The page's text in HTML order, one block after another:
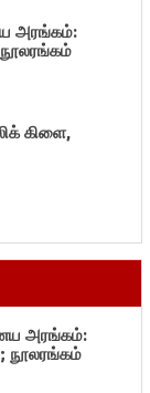
அரங்கம்:
கிளை,
அரங்கம்:
நூலரங்கம்